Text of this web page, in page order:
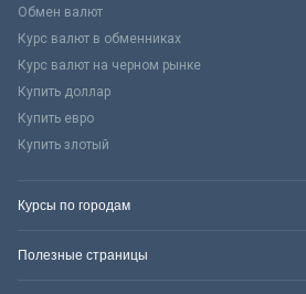
Обмен валют
Курс валют в обменниках
Курс валют на черном рынке
Купить доллар
Купить евро
Купить злотый
Курсы по городам
Полезные страницы